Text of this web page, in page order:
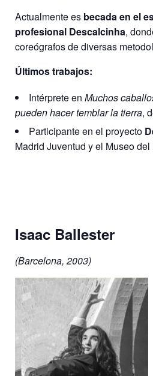
Actualmente es becada en el
profesional Descalcinha,
coreógrafos de diversas
Últimos trabajos:
Intérprete en Muchos
pueden hacer temblar la tierra,
Participante en el proyecto
Madrid Juventud y el Museo del
Isaac Ballester
(Barcelona, 2003)